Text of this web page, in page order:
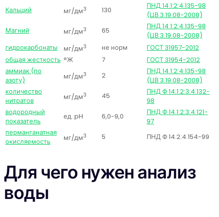
Кальций
мг/дм3 130
ПНД 14.1:2:4.135-98
(ЦВ 3.19.08-2008)
Магний
мг/дм3 65
ПНД 14.1:2:4.135-98
(ЦВ 3.19.08-2008)
гидрокарбонаты
мг/дм3 не норм
ГОСТ 31957-2012
общая жесткость °Ж 7
ГОСТ 31954-2012
аммиак (по
азоту)
мг/дм3 2
ПНД 14.1:2:4.135-98
(ЦВ 3.19.08-2008)
количество
нитратов
мг/дм3 45
ПНД Ф 14.1:2:3:4.132-
98
водородный
показатель
ед. pH 6,0-9,0
ПНД Ф 14.1:2:3:4.121-
97
перманганатная
окисляемость
мг/дм3 5 ПНД Ф 14.2:4.154-99
Для чего нужен анализ
воды